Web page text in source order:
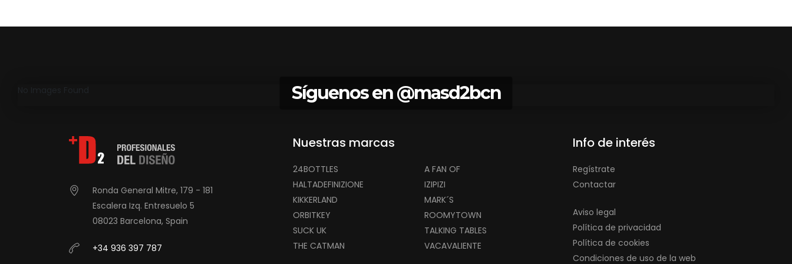
Síguenos en@masd2bcn
Ronda General Mitre, 179 - 181
Escalera Izq. Entresuelo 5
08023 Barcelona, Spain
+34 936 397 787
Nuestras marcas
24BOTTLES
A FAN OF
HALTADEFINIZIONE
IZIPIZI
KIKKERLAND
MARK´S
ORBITKEY
ROOMYTOWN
SUCK UK
TALKING TABLES
THE CATMAN
VACAVALIENTE
Info de interés
Regístrate
Contactar
Aviso legal
Política de privacidad
Política de cookies
Condiciones de uso de la web